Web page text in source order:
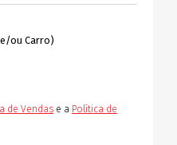
ou Carro)
de Vendas e a Política de